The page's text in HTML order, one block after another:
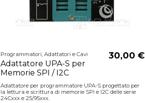
Programmatori, Adattatori e Cavi
Adattatore UPA-S per
Memorie SPI / I2C
30,00 €
Adattatore per programmatore UPA-S progettato per
la lettura e scrittura di memorie SPI e I2C delle serie
24Cxxx e 25/95xxx.